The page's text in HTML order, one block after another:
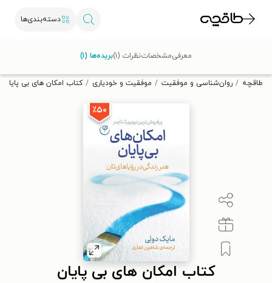
دسته‌بندی‌ها
تخفیف از طاقچه دریافت کن.
طاقچه روان‌شناسی و موفقیت موفقیت و خودیاری کتاب امکان های بی پایان
٪۵۰
کتاب امکان های بی پایان
معرفیمشخصاتنظرات (۱) بریده‌ها (۱)